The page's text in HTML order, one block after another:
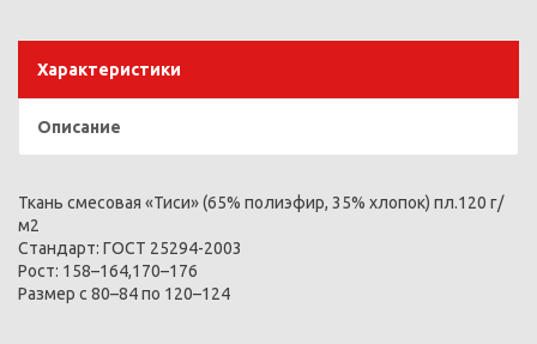
Характеристики
Описание
Ткань смесовая «Тиси» (65% полиэфир, 35% хлопок) пл.120 г/
м2
Стандарт: ГОСТ 25294-2003
Рост: 158–164,170–176
Размер с 80–84 по 120–124